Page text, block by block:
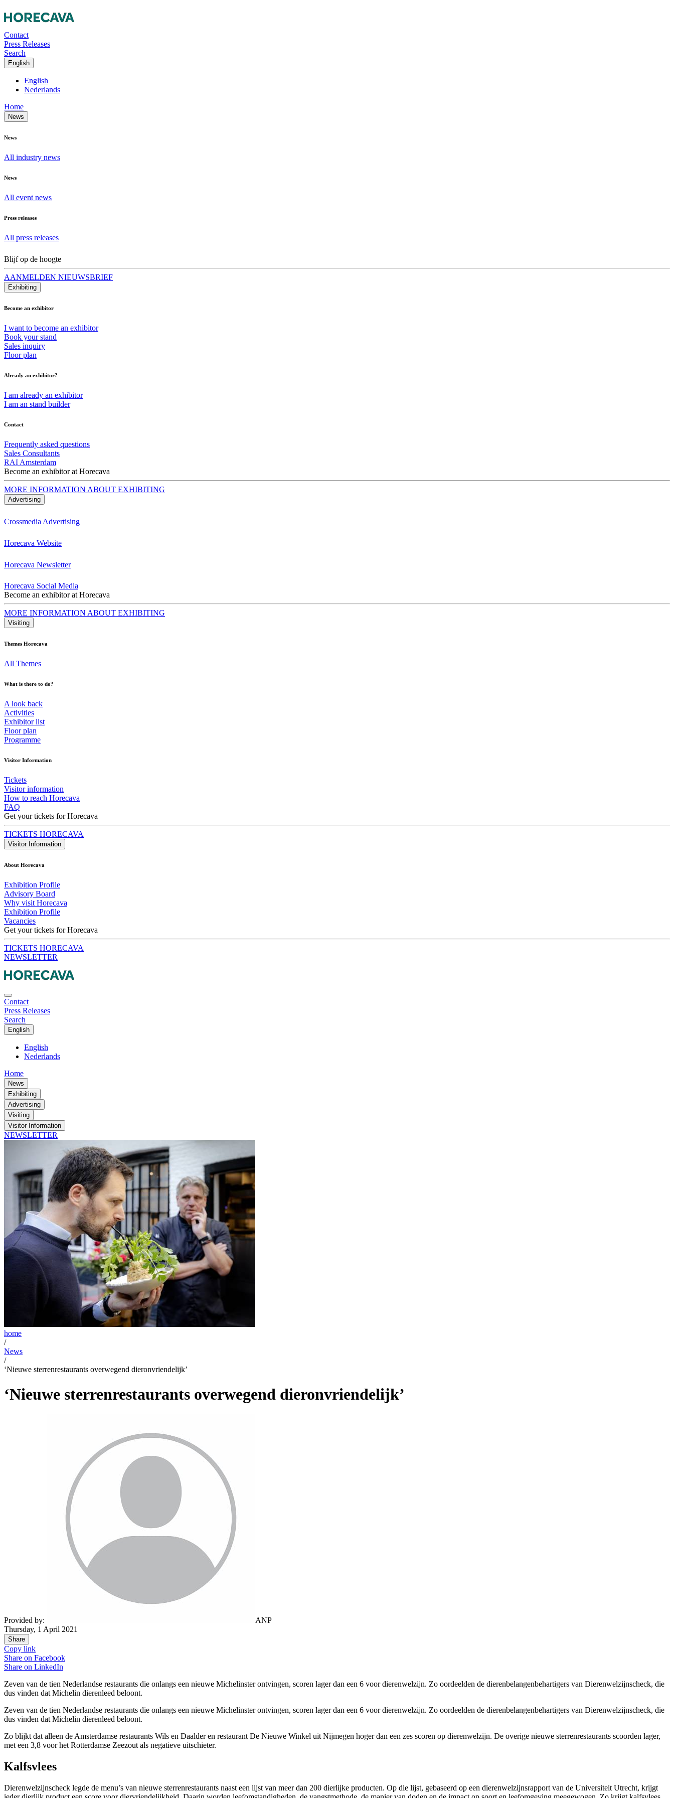
Contact
Press Releases
Search
English
English
Nederlands
Home
News
News
All industry news
News
All event news
Press releases
All press releases
Blijf op de hoogte
AANMELDEN NIEUWSBRIEF
Exhibiting
Become an exhibitor
I want to become an exhibitor
Book your stand
Sales inquiry
Floor plan
Already an exhibitor?
I am already an exhibitor
I am an stand builder
Contact
Frequently asked questions
Sales Consultants
RAI Amsterdam
Become an exhibitor at Horecava
MORE INFORMATION ABOUT EXHIBITING
Advertising
Crossmedia Advertising
Horecava Website
Horecava Newsletter
Horecava Social Media
Become an exhibitor at Horecava
MORE INFORMATION ABOUT EXHIBITING
Visiting
Themes Horecava
All Themes
What is there to do?
A look back
Activities
Exhibitor list
Floor plan
Programme
Visitor Information
Tickets
Visitor information
How to reach Horecava
FAQ
Get your tickets for Horecava
TICKETS HORECAVA
Visitor Information
About Horecava
Exhibition Profile
Advisory Board
Why visit Horecava
Exhibition Profile
Vacancies
Get your tickets for Horecava
TICKETS HORECAVA
NEWSLETTER
Contact
Press Releases
Search
English
English
Nederlands
Home
News
Exhibiting
Advertising
Visiting
Visitor Information
NEWSLETTER
home
/
News
/
‘Nieuwe sterrenrestaurants overwegend dieronvriendelijk’
‘Nieuwe sterrenrestaurants overwegend dieronvriendelijk’
Provided by:
ANP
Thursday, 1 April 2021
Share
Copy link
Share on Facebook
Share on LinkedIn
Zeven van de tien Nederlandse restaurants die onlangs een nieuwe Michelinster ontvingen, scoren lager dan een 6 voor dierenwelzijn. Zo oordeelden de dierenbelangenbehartigers van Dierenwelzijnscheck, die
dus vinden dat Michelin dierenleed beloont.
Zeven van de tien Nederlandse restaurants die onlangs een nieuwe Michelinster ontvingen, scoren lager dan een 6 voor dierenwelzijn. Zo oordeelden de dierenbelangenbehartigers van Dierenwelzijnscheck, die
dus vinden dat Michelin dierenleed beloont.
Zo blijkt dat alleen de Amsterdamse restaurants Wils en Daalder en restaurant De Nieuwe Winkel uit Nijmegen hoger dan een zes scoren op dierenwelzijn. De overige nieuwe sterrenrestaurants scoorden lager,
met een 3,8 voor het Rotterdamse Zeezout als negatieve uitschieter.
Kalfsvlees
Dierenwelzijnscheck legde de menu’s van nieuwe sterrenrestaurants naast een lijst van meer dan 200 dierlijke producten. Op die lijst, gebaseerd op een dierenwelzijnsrapport van de Universiteit Utrecht, krijgt